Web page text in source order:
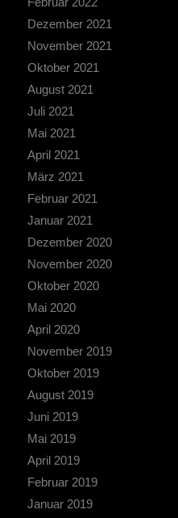
Dezember 2021
November 2021
Oktober 2021
August 2021
Juli 2021
Mai 2021
April 2021
März 2021
Februar 2021
Januar 2021
Dezember 2020
November 2020
Oktober 2020
Mai 2020
April 2020
November 2019
Oktober 2019
August 2019
Juni 2019
Mai 2019
April 2019
Februar 2019
Januar 2019